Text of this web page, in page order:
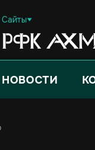
Сайты
НОВОСТИ